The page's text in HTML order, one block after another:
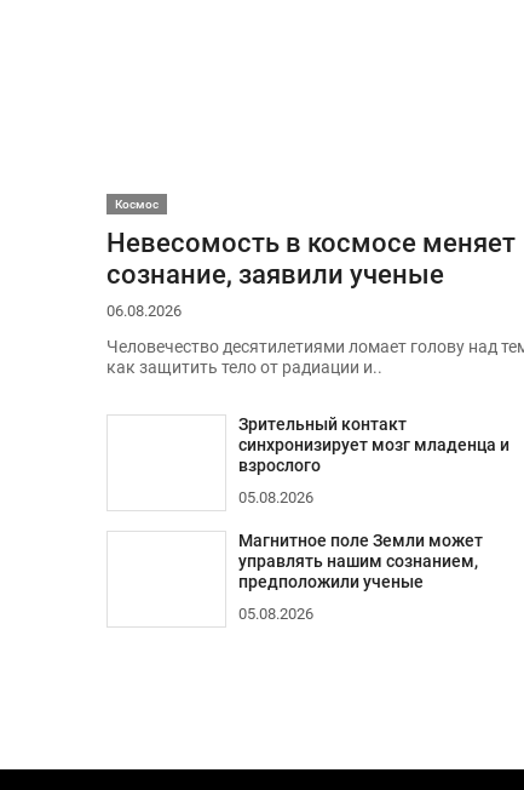
Космос
Невесомость в космосе меняет
сознание, заявили ученые
06.08.2026
Человечество десятилетиями ломает голову над
как защитить тело от радиации и..
Зрительный контакт
синхронизирует мозг младенца и
взрослого
05.08.2026
Магнитное поле Земли может
управлять нашим сознанием,
предположили ученые
05.08.2026